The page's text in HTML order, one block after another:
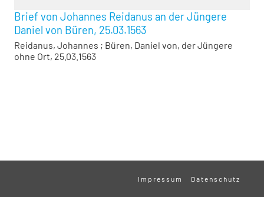
Brief von Johannes Reidanus an der Jüngere
Daniel von Büren, 25.03.1563
Reidanus, Johannes ; Büren, Daniel von, der Jüngere
ohne Ort, 25.03.1563
Impressum Datenschutz